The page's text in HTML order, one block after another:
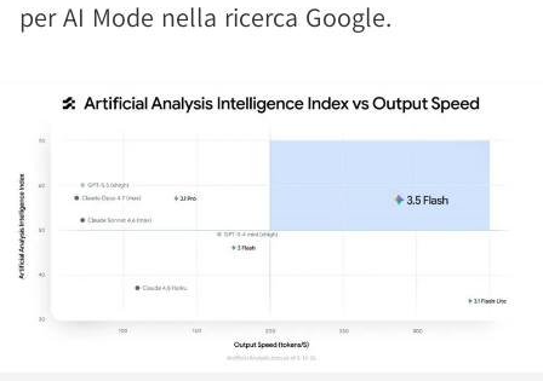
per AI Mode nella ricerca Google.